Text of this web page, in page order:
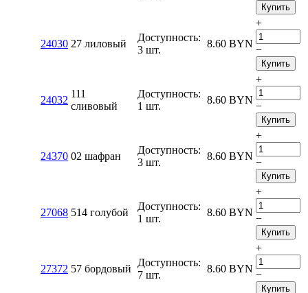
Купить
24030 27 лиловый
Доступность:
3 шт.
8.60 BYN
+
−
Купить
24032
111
сливовый
Доступность:
1 шт.
8.60 BYN
+
−
Купить
24370 02 шафран
Доступность:
3 шт.
8.60 BYN
+
−
Купить
27068 514 голубой
Доступность:
1 шт.
8.60 BYN
+
−
Купить
27372 57 бордовый
Доступность:
7 шт.
8.60 BYN
+
−
Купить